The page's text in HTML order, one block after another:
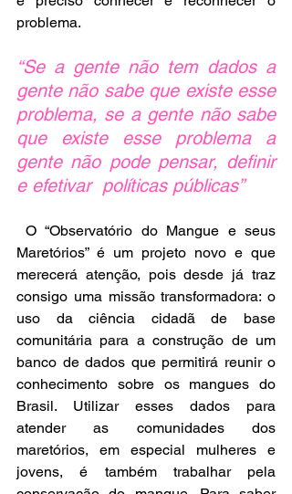
problema.
“Se a gente não tem dados a
gente não sabe que existe esse
problema, se a gente não sabe
que existe esse problema a
gente não pode pensar, definir
e efetivar  políticas públicas”
O “Observatório do Mangue e seus
Maretórios” é um projeto novo e que
merecerá atenção, pois desde já traz
consigo uma missão transformadora: o
uso da ciência cidadã de base
comunitária para a construção de um
banco de dados que permitirá reunir o
conhecimento sobre os mangues do
Brasil. Utilizar esses dados para
atender as comunidades dos
maretórios, em especial mulheres e
jovens, é também trabalhar pela